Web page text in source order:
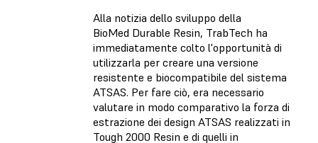
Alla notizia dello sviluppo della
BioMed Durable Resin, TrabTech ha
immediatamente colto l'opportunità di
utilizzarla per creare una versione
resistente e biocompatibile del sistema
ATSAS. Per fare ciò, era necessario
valutare in modo comparativo la forza di
estrazione dei design ATSAS realizzati in
Tough 2000 Resin e di quelli in